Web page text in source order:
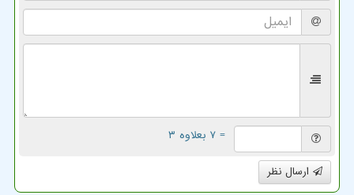
= ۷ بعلاوه ۳
ارسال نظر